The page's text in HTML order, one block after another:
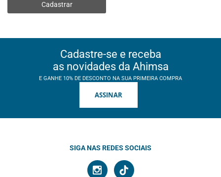
Cadastrar
Cadastre-se e receba
as novidades da Ahimsa
E GANHE 10% DE DESCONTO NA SUA PRIMEIRA COMPRA
ASSINAR
SIGA NAS REDES SOCIAIS